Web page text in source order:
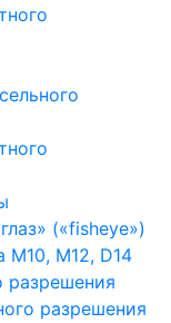
(«fisheye»)
M12, D14
разрешения
разрешения